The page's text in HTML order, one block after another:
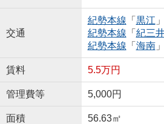
交通
紀勢本線 「 黒江
紀勢本線 「 紀三
紀勢本線 「 海南
賃料 5.5万円
管理費等 5,000円
面積 56.63㎡